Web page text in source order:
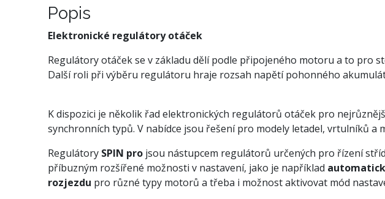
Popis
Elektronické regulátory otáček
Regulátory otáček se v základu dělí podle připojeného motoru a to pro
Další roli při výběru regulátoru hraje rozsah napětí pohonného
K dispozici je několik řad elektronických regulátorů otáček pro
synchronních typů. V nabídce jsou řešení pro modely letadel, vrtulníků a
Regulátory SPIN pro jsou nástupcem regulátorů určených pro řízení
příbuzným rozšířené možnosti v nastavení, jako je například
rozjezdu pro různé typy motorů a třeba i možnost aktivovat mód